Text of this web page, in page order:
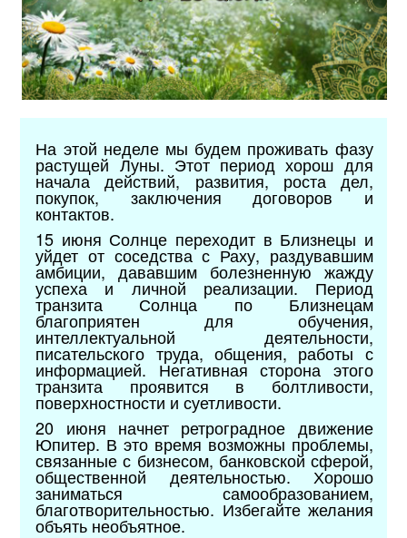
На этой неделе мы будем проживать фазу
растущей Луны. Этот период хорош для
начала действий, развития, роста дел,
покупок, заключения договоров и
контактов.
15 июня Солнце переходит в Близнецы и
уйдет от соседства с Раху, раздувавшим
амбиции, дававшим болезненную жажду
успеха и личной реализации. Период
транзита Солнца по Близнецам
благоприятен для обучения,
интеллектуальной деятельности,
писательского труда, общения, работы с
информацией. Негативная сторона этого
транзита проявится в болтливости,
поверхностности и суетливости.
20 июня начнет ретроградное движение
Юпитер. В это время возможны проблемы,
связанные с бизнесом, банковской сферой,
общественной деятельностью. Хорошо
заниматься самообразованием,
благотворительностью. Избегайте желания
объять необъятное.